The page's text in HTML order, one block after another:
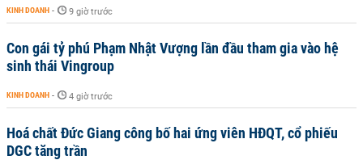
KINH DOANH - 9 giờ trước
Con gái tỷ phú Phạm Nhật Vượng lần đầu tham gia vào hệ
sinh thái Vingroup
KINH DOANH - 4 giờ trước
Hoá chất Đức Giang công bố hai ứng viên HĐQT, cổ phiếu
DGC tăng trần